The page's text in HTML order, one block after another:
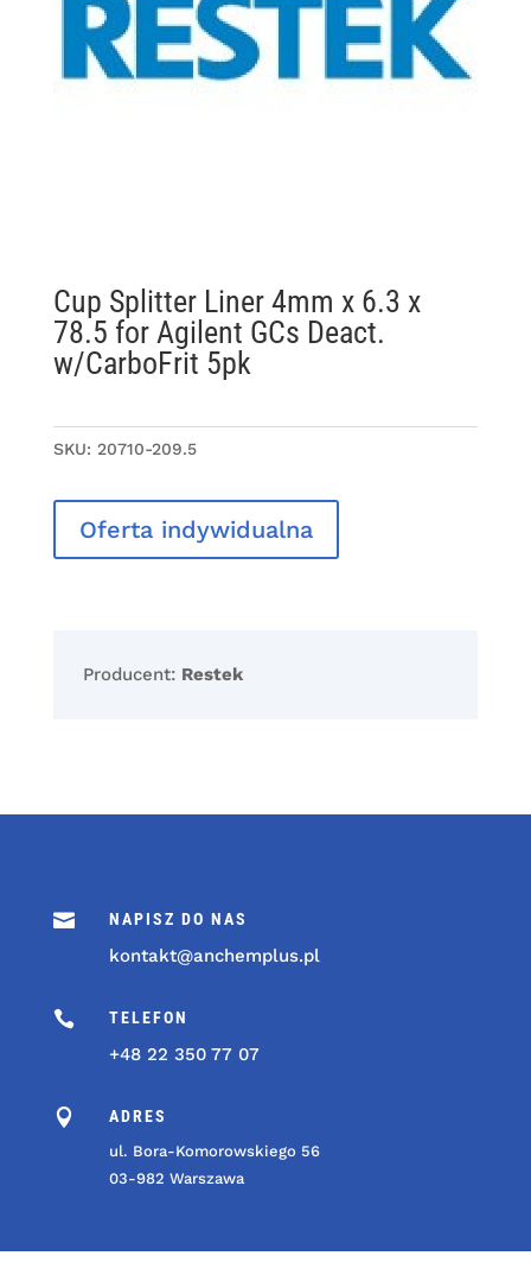
Cup Splitter Liner 4mm x 6.3 x
78.5 for Agilent GCs Deact.
w/CarboFrit 5pk
SKU: 20710-209.5
Oferta indywidualna
Producent: Restek
 NAPISZ DO NAS
kontakt@anchemplus.pl
 TELEFON
+48 22 350 77 07
 ADRES
ul. Bora-Komorowskiego 56
03-982 Warszawa